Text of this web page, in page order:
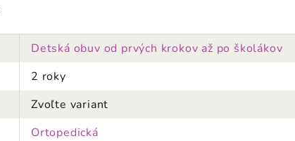
Detská obuv od prvých krokov až po školákov
2 roky
Zvoľte variant
Ortopedická